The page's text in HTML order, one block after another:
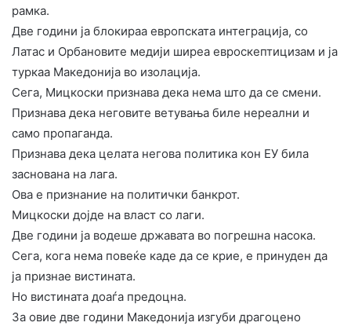
рамка.
Две години ја блокираа европската интеграција, со
Латас и Орбановите медији ширеа евроскептицизам и ја
туркаа Македонија во изолација.
Сега, Мицкоски признава дека нема што да се смени.
Признава дека неговите ветувања биле нереални и
само пропаганда.
Признава дека целата негова политика кон ЕУ била
заснована на лага.
Ова е признание на политички банкрот.
Мицкоски дојде на власт со лаги.
Две години ја водеше државата во погрешна насока.
Сега, кога нема повеќе каде да се крие, е принуден да
ја признае вистината.
Но вистината доаѓа предоцна.
За овие две години Македонија изгуби драгоцено